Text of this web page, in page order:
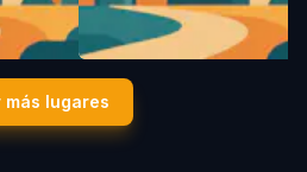
States of
Kiggins Theatre
Vancouver, WA
America
más lugares